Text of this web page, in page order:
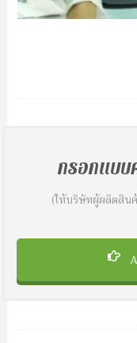
กรอกแบบ
(ให้บริษัทผู้ผลิตสิน